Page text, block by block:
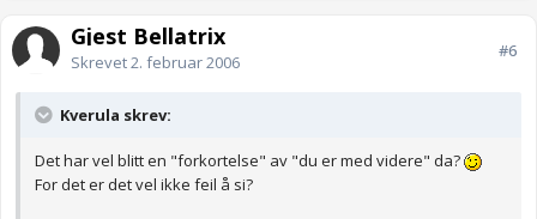
Gjest Bellatrix
Skrevet2. februar 2006
#6
Kverula skrev:
Det har vel blitt en "forkortelse" av "du er med videre" da?
For det er det vel ikke feil å si?